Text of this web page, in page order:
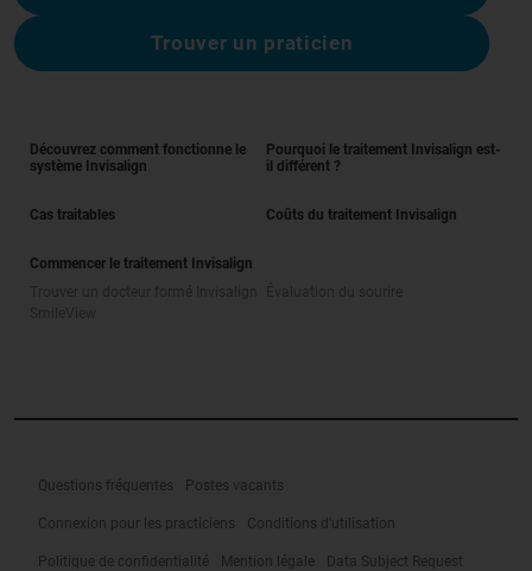
Trouver un praticien
Découvrez comment fonctionne le
système Invisalign
Pourquoi le traitement Invisalign est-
il différent ?
Cas traitables Coûts du traitement Invisalign
Commencer le traitement Invisalign
Questions fréquentes Postes vacants
Connexion pour les practiciens Conditions d'utilisation
Politique de confidentialité Mention légale Data Subject Request